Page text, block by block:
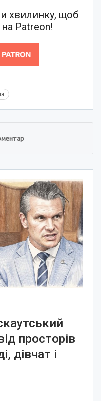
хвилинку, щоб
Patreon!
просторів
дівчат і